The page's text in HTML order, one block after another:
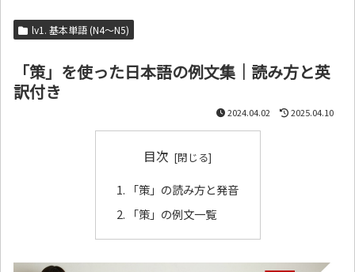
lv1. 基本単語 (N4～N5)
「策」を使った日本語の例文集｜読み方と英
訳付き
2024.04.02 2025.04.10
目次
「策」の読み方と発音
「策」の例文一覧